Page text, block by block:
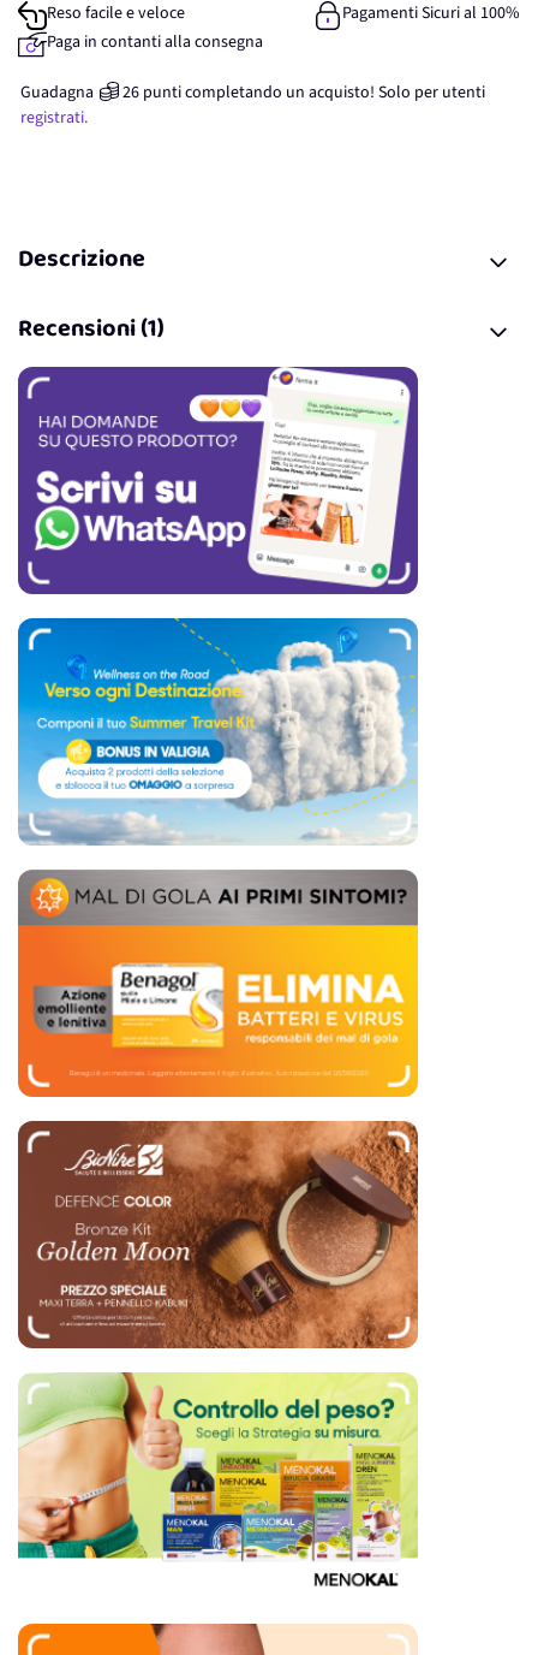
Reso facile e veloce
Pagamenti Sicuri al 100%
Paga in contanti alla consegna
Guadagna 26 punticompletando un acquisto! Solo per utenti
registrati.
Descrizione
Recensioni (1)